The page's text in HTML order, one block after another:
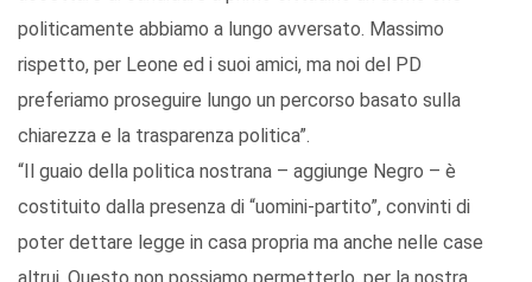
politicamente abbiamo a lungo avversato. Massimo
rispetto, per Leone ed i suoi amici, ma noi del PD
preferiamo proseguire lungo un percorso basato sulla
chiarezza e la trasparenza politica”.
“Il guaio della politica nostrana – aggiunge Negro – è
costituito dalla presenza di “uomini-partito”, convinti di
poter dettare legge in casa propria ma anche nelle case